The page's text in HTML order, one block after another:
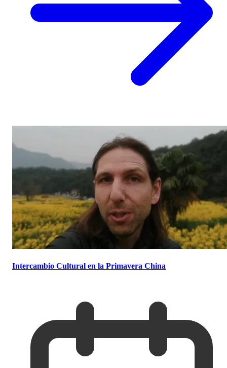
Intercambio Cultural en la Primavera China